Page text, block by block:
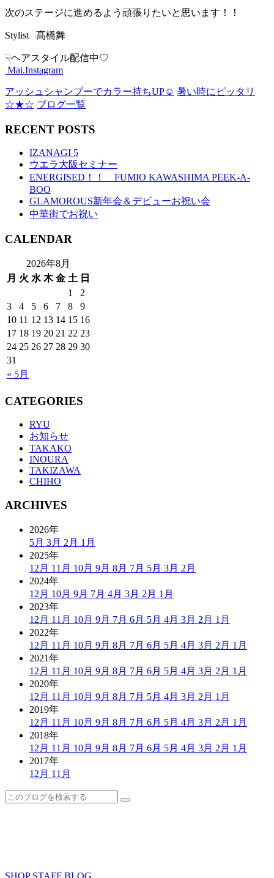
次のステージに進めるよう頑張りたいと思います！！
Stylist 髙橋舞
☟ヘアスタイル配信中♡
Mai.Instagram
アッシュシャンプーでカラー持ちUP☺︎ 暑い時にピッタリ
☆★☆ ブログ一覧
RECENT POSTS
IZANAGI 5
ウエラ大阪セミナー
ENERGISED！！ FUMIO KAWASHIMA PEEK-A-
BOO
GLAMOROUS新年会＆デビューお祝い会
中華街でお祝い
CALENDAR
2026年8月
月 火 水 木 金 土 日
« 5月
1
2
3
4 5 6 7 8
9
10 11 12 13 14 15 16
17 18 19 20 21 22 23
24 25 26 27 28 29 30
31
CATEGORIES
RYU
お知らせ
TAKAKO
INOURA
TAKIZAWA
CHIHO
ARCHIVES
2026年
5月 3月 2月 1月
2025年
12月 11月 10月 9月 8月 7月 5月 3月 2月
2024年
12月 10月 9月 7月 4月 3月 2月 1月
2023年
12月 11月 10月 9月 7月 6月 5月 4月 3月 2月 1月
2022年
12月 11月 10月 9月 8月 7月 6月 5月 4月 3月 2月 1月
2021年
12月 11月 10月 9月 8月 7月 6月 5月 4月 3月 2月 1月
2020年
12月 11月 10月 9月 8月 7月 5月 4月 3月 2月 1月
2019年
12月 11月 10月 9月 8月 7月 6月 5月 4月 3月 2月 1月
2018年
12月 11月 10月 9月 8月 7月 6月 5月 4月 3月 2月 1月
2017年
12月 11月
SHOP STAFF BLOG